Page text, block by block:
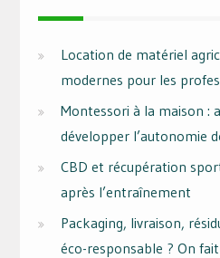
Location de matériel
modernes pour les
Montessori à la maison :
développer l’autonomie
CBD et récupération
après l’entraînement
Packaging, livraison,
éco-responsable ? On